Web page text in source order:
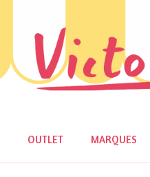
OUTLET MARQUES